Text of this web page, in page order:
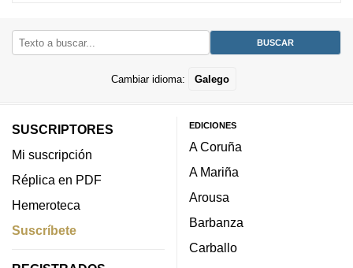
Cambiar idioma: Galego
SUSCRIPTORES
Mi suscripción
Réplica en PDF
Hemeroteca
Suscríbete
EDICIONES
A Coruña
A Mariña
Arousa
Barbanza
Carballo